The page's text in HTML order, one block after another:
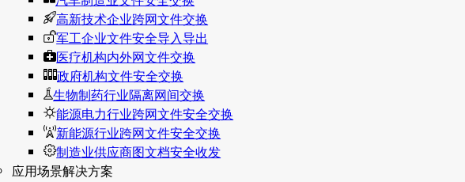
高新技术企业跨网文件交换
军工企业文件安全导入导出
医疗机构内外网文件交换
政府机构文件安全交换
生物制药行业隔离网间交换
能源电力行业跨网文件安全交换
新能源行业跨网文件安全交换
制造业供应商图文档安全收发
应用场景解决方案